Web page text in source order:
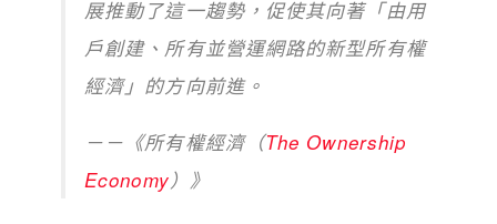
展推動了這一趨勢，促使其向著「由用
戶創建、所有並營運網路的新型所有權
經濟」的方向前進。
－－《所有權經濟（The Ownership
Economy）》